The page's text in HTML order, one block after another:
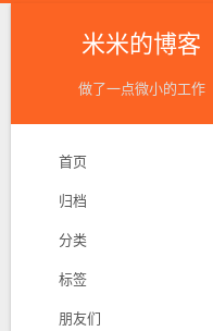
米米的博客
做了一点微小的工作
首页
归档
分类
标签
朋友们